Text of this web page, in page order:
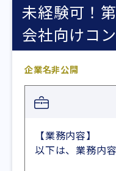
未経験可！
会社向けコ
企業名非公開
【業務内容】
以下は、業務内